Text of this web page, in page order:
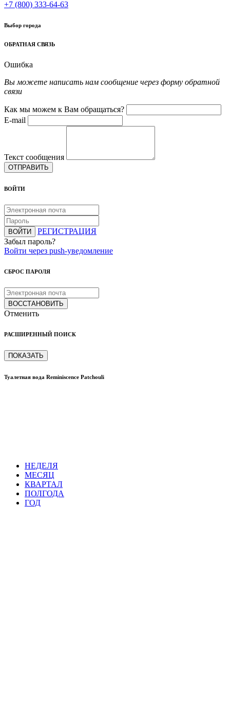
+7 (800) 333-64-63
Выбор города
ОБРАТНАЯ СВЯЗЬ
Ошибка
Вы можете написать нам сообщение через форму обратной
связи
Как мы можем к Вам обращаться?
E-mail
Текст сообщения
ОТПРАВИТЬ
ВОЙТИ
ВОЙТИ
РЕГИСТРАЦИЯ
Забыл пароль?
Войти через push-уведомление
СБРОС ПАРОЛЯ
ВОССТАНОВИТЬ
Отменить
РАСШИРЕННЫЙ ПОИСК
ПОКАЗАТЬ
Туалетная вода Reminiscence Patchouli
НЕДЕЛЯ
МЕСЯЦ
КВАРТАЛ
ПОЛГОДА
ГОД